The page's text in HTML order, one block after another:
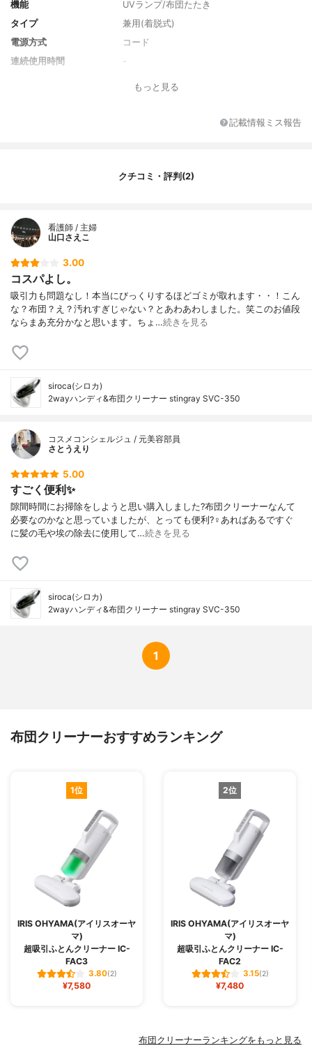
機能
UVランプ/布団たたき
タイプ
兼用(着脱式)
電源方式
コード
連続使用時間
隙間ノズル
もっと見る
記載情報ミス報告
クチコミ・評判(2)
看護師 / 主婦
山口さえこ
3.00
コスパよし。
吸引力も問題なし！本当にびっくりするほどゴミが取れます・・！こん
な？布団？え？汚れすぎじゃない？とあわあわしました。笑このお値段
ならまあ充分かなと思います。ちょ…続きを見る
siroca(シロカ)
2wayハンディ&布団クリーナー stingray SVC-350
コスメコンシェルジュ / 元美容部員
さとうえり
5.00
すごく便利✨
隙間時間にお掃除をしようと思い購入しました?布団クリーナーなんて
必要なのかなと思っていましたが、とっても便利?‍♀️あればあるですぐ
に髪の毛や埃の除去に使用して…続きを見る
siroca(シロカ)
2wayハンディ&布団クリーナー stingray SVC-350
1
布団クリーナーおすすめランキング
1位
IRIS OHYAMA(アイリスオーヤ
マ)
超吸引ふとんクリーナー IC-
FAC3
3.80(2)
¥7,580
2位
IRIS OHYAMA(アイリスオーヤ
マ)
超吸引ふとんクリーナー IC-
FAC2
3.15(2)
¥7,480
布団クリーナーランキングをもっと見る